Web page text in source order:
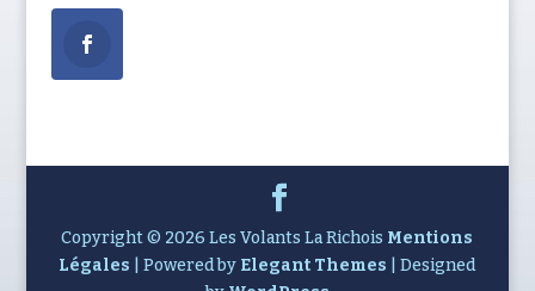
Copyright © 2026 Les Volants La Richois Mentions
Légales | Powered by Elegant Themes | Designed